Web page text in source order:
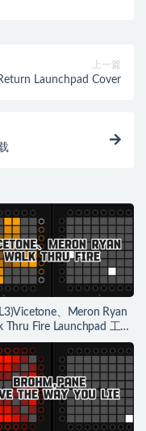
上一篇
Launchpad Cover
、Meron Ryan
Thru Fire Launchpad 工程